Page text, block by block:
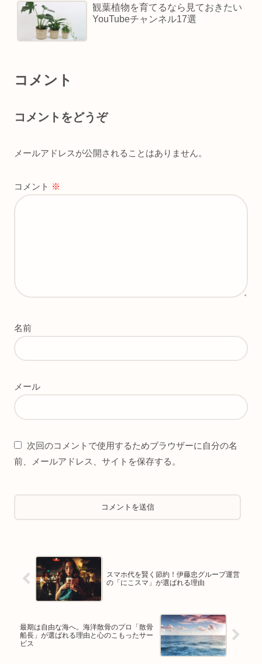
観葉植物を育てるなら見ておきたい
YouTubeチャンネル17選
コメント
コメントをどうぞ
メールアドレスが公開されることはありません。
コメント ※
名前
メール
次回のコメントで使用するためブラウザーに自分の名
前、メールアドレス、サイトを保存する。
スマホ代を賢く節約！伊藤忠グループ運営
の「にこスマ」が選ばれる理由
最期は自由な海へ。海洋散骨のプロ「散骨
船長」が選ばれる理由と心のこもったサー
ビス